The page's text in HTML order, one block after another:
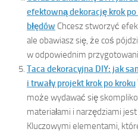
efektowną dekorację krok
błędów Chcesz stworzyć
ale obawiasz się, że coś
w odpowiednim
Taca dekoracyjna DIY: jak
i trwały projekt krok po kroku
może wydawać się
materiałami i narzędziami
Kluczowymi elementami,